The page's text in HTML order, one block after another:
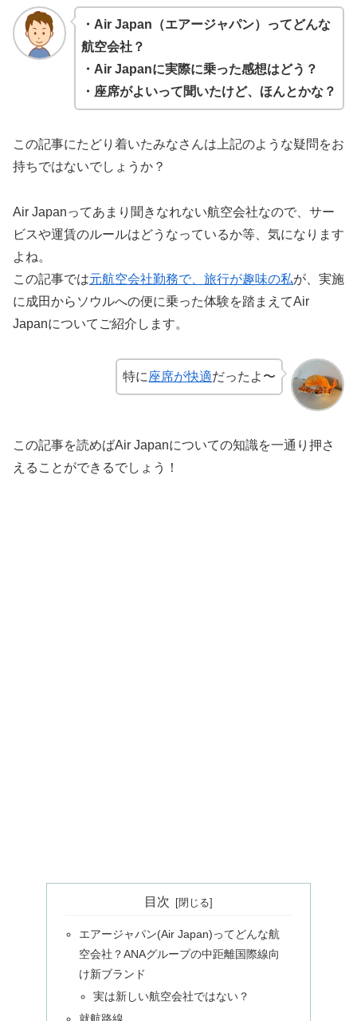
・Air Japan（エアージャパン）ってどんな
航空会社？
・Air Japanに実際に乗った感想はどう？
・座席がよいって聞いたけど、ほんとかな？
この記事にたどり着いたみなさんは上記のような疑問をお
持ちではないでしょうか？
Air Japanってあまり聞きなれない航空会社なので、サー
ビスや運賃のルールはどうなっているか等、気になります
よね。
この記事では元航空会社勤務で、旅行が趣味の私が、実施
に成田からソウルへの便に乗った体験を踏まえてAir
Japanについてご紹介します。
特に 座席が快適だったよ〜
この記事を読めばAir Japanについての知識を一通り押さ
えることができるでしょう！
目次
エアージャパン(Air Japan)ってどんな航
空会社？ANAグループの中距離国際線向
け新ブランド
実は新しい航空会社ではない？